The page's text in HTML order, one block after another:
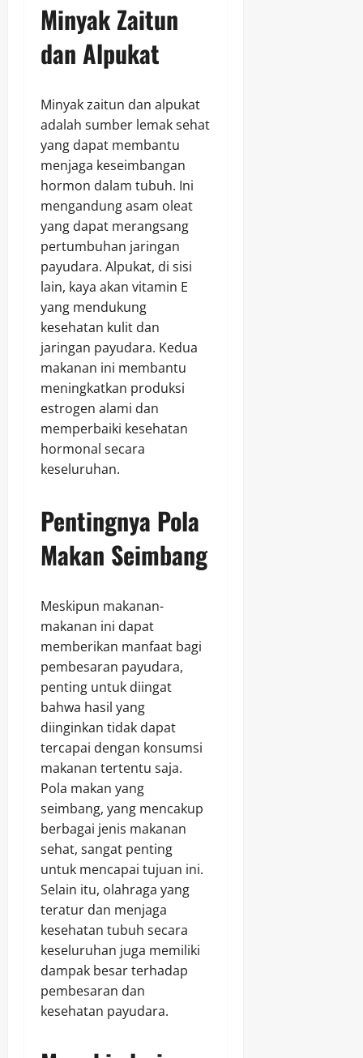
Minyak Zaitun
dan Alpukat
Minyak zaitun dan alpukat
adalah sumber lemak sehat
yang dapat membantu
menjaga keseimbangan
hormon dalam tubuh. Ini
mengandung asam oleat
yang dapat merangsang
pertumbuhan jaringan
payudara. Alpukat, di sisi
lain, kaya akan vitamin E
yang mendukung
kesehatan kulit dan
jaringan payudara. Kedua
makanan ini membantu
meningkatkan produksi
estrogen alami dan
memperbaiki kesehatan
hormonal secara
keseluruhan.
Pentingnya Pola
Makan Seimbang
Meskipun makanan-
makanan ini dapat
memberikan manfaat bagi
pembesaran payudara,
penting untuk diingat
bahwa hasil yang
diinginkan tidak dapat
tercapai dengan konsumsi
makanan tertentu saja.
Pola makan yang
seimbang, yang mencakup
berbagai jenis makanan
sehat, sangat penting
untuk mencapai tujuan ini.
Selain itu, olahraga yang
teratur dan menjaga
kesehatan tubuh secara
keseluruhan juga memiliki
dampak besar terhadap
pembesaran dan
kesehatan payudara.